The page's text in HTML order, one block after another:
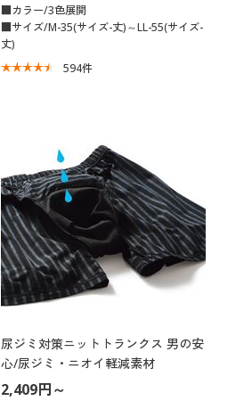
■カラー/3色展開
■サイズ/M-35(サイズ-丈)～LL-55(サイズ-
丈)
594件
尿ジミ対策ニットトランクス 男の安
心/尿ジミ・ニオイ軽減素材
2,409円～